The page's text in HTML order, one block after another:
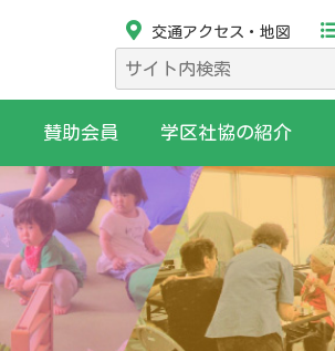
交通アクセス・地図
検
索:
賛助会員 学区社協の紹介